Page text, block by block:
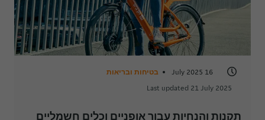
16 July 2025
בטיחות ובריאות
Last updated 21 July 2025
תקנות והנחיות עבור אופניים וכלים חשמליים